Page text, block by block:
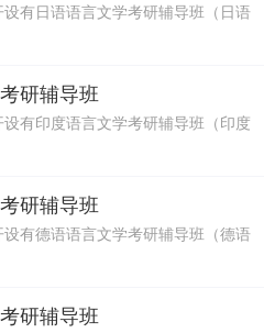
有日语语言文学考研辅导班（日语
研辅导班
有印度语言文学考研辅导班（印度
研辅导班
有德语语言文学考研辅导班（德语
研辅导班